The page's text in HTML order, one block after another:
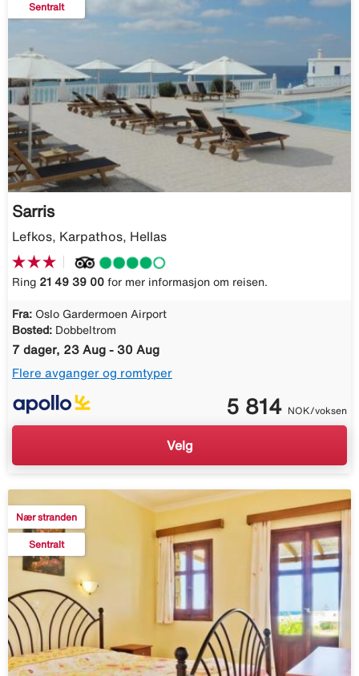
Sentralt
Sarris
Lefkos, Karpathos, Hellas
Ring 21 49 39 00 for mer informasjon om reisen.
Fra: Oslo Gardermoen Airport
Bosted: Dobbeltrom
7 dager, 23 Aug - 30 Aug
Flere avganger og romtyper
5 814 NOK/voksen
Velg
Nær stranden
Sentralt